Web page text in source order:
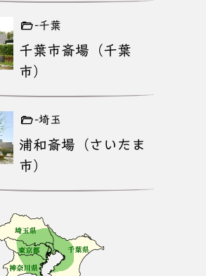
-千葉
千葉市斎場（千葉
市）
-埼玉
浦和斎場（さいたま
市）